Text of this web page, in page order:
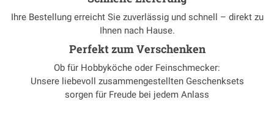
Ihre Bestellung erreicht Sie zuverlässig und schnell – direkt zu
Ihnen nach Hause.
Perfekt zum Verschenken
Ob für Hobbyköche oder Feinschmecker:
Unsere liebevoll zusammengestellten Geschenksets
sorgen für Freude bei jedem Anlass